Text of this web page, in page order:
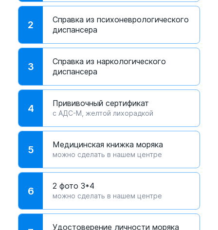
2
Справка из психоневрологического
диспансера
3
Справка из наркологического
диспансера
4 Прививочный сертификат
с АДС-М, желтой лихорадкой
5 Медицинская книжка моряка
можно сделать в нашем центре
6 2 фото 3*4
можно сделать в нашем центре
Удостоверение личности моряка